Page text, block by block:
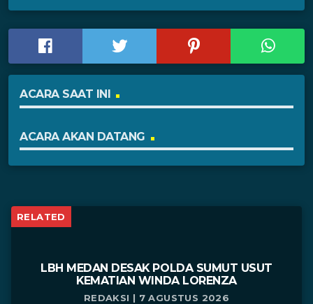
ACARA SAAT INI
ACARA AKAN DATANG
RELATED
LBH MEDAN DESAK POLDA SUMUT USUT
KEMATIAN WINDA LORENZA
REDAKSI | 7 AGUSTUS 2026